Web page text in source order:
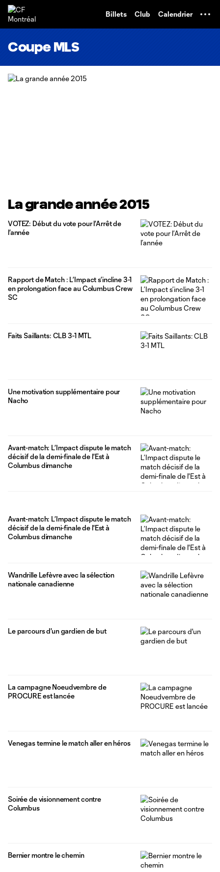
Billets Club Calendrier
Coupe MLS
La grande année 2015
VOTEZ: Début du vote pour l’Arrêt de
l’année
Rapport de Match : L’Impact s’incline 3-1
en prolongation face au Columbus Crew
SC
Faits Saillants: CLB 3-1 MTL
Une motivation supplémentaire pour
Nacho
Avant-match: L’Impact dispute le match
décisif de la demi-finale de l'Est à
Columbus dimanche
Avant-match: L’Impact dispute le match
décisif de la demi-finale de l'Est à
Columbus dimanche
Wandrille Lefèvre avec la sélection
nationale canadienne
Le parcours d'un gardien de but
La campagne Noeudvembre de
PROCURE est lancée
Venegas termine le match aller en héros
Soirée de visionnement contre
Columbus
Bernier montre le chemin